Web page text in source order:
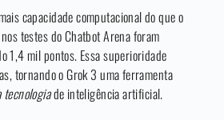
capacidade computacional do que o
testes do Chatbot Arena foram
1,4 mil pontos. Essa superioridade
tornando o Grok 3 uma ferramenta
tecnologiade inteligência artificial.